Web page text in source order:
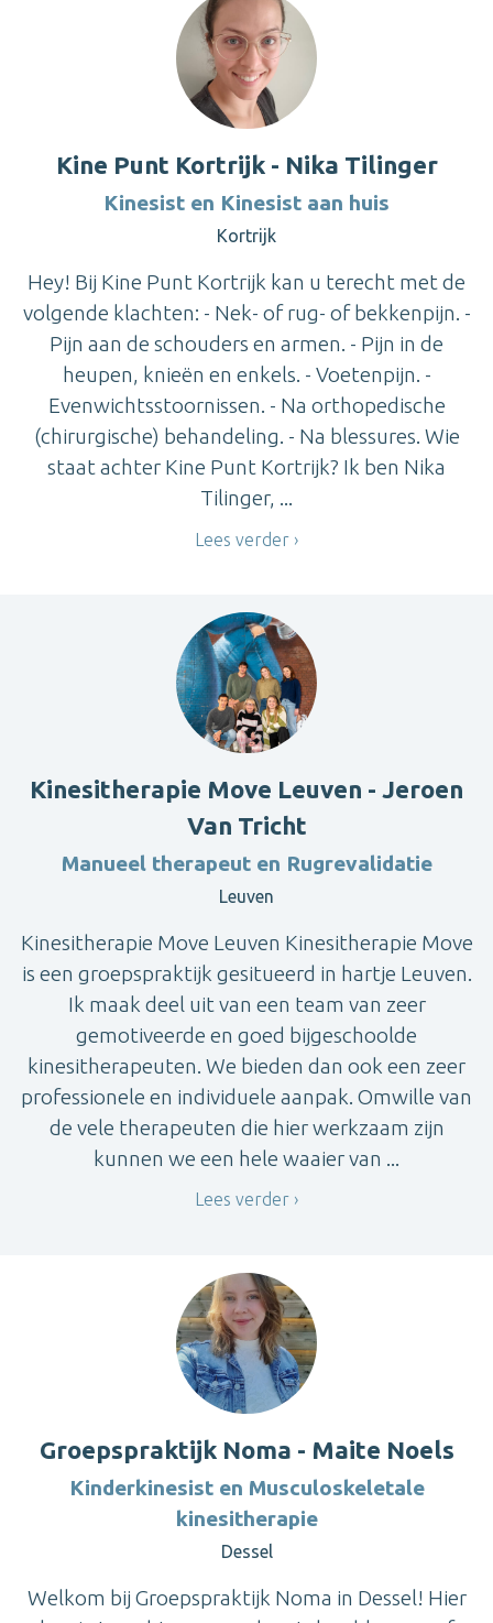
Kine Punt Kortrijk - Nika Tilinger
Kinesist en Kinesist aan huis
Kortrijk
Hey! Bij Kine Punt Kortrijk kan u terecht met de
volgende klachten: - Nek- of rug- of bekkenpijn. -
Pijn aan de schouders en armen. - Pijn in de
heupen, knieën en enkels. - Voetenpijn. -
Evenwichtsstoornissen. - Na orthopedische
(chirurgische) behandeling. - Na blessures. Wie
staat achter Kine Punt Kortrijk? Ik ben Nika
Tilinger, ...
Lees verder
Kinesitherapie Move Leuven - Jeroen
Van Tricht
Manueel therapeut en Rugrevalidatie
Leuven
Kinesitherapie Move Leuven Kinesitherapie Move
is een groepspraktijk gesitueerd in hartje Leuven.
Ik maak deel uit van een team van zeer
gemotiveerde en goed bijgeschoolde
kinesitherapeuten. We bieden dan ook een zeer
professionele en individuele aanpak. Omwille van
de vele therapeuten die hier werkzaam zijn
kunnen we een hele waaier van ...
Lees verder
Groepspraktijk Noma - Maite Noels
Kinderkinesist en Musculoskeletale
kinesitherapie
Dessel
Welkom bij Groepspraktijk Noma in Dessel! Hier